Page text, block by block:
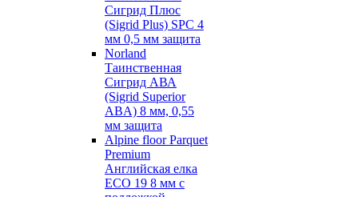
Сигрид Плюс
(Sigrid Plus) SPC 4
мм 0,5 мм защита
Norland
Таинственная
Сигрид АВА
(Sigrid Superior
ABA) 8 мм, 0,55
мм защита
Alpine floor Parquet
Premium
Английская елка
ECO 19 8 мм с